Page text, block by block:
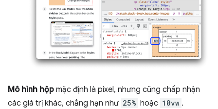
Mô hình hộp mặc định là pixel, nhưng cũng chấp nhận
các giá trị khác, chẳng hạn như 25% hoặc 10vw .